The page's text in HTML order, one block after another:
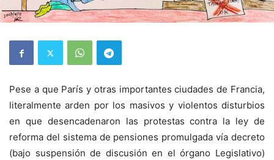
Pese a que París y otras importantes ciudades de Francia,
literalmente arden por los masivos y violentos disturbios
en que desencadenaron las protestas contra la ley de
reforma del sistema de pensiones promulgada vía decreto
(bajo suspensión de discusión en el órgano Legislativo)